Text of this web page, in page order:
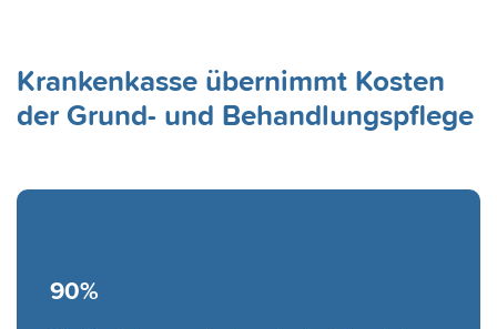
Krankenkasse übernimmt Kosten
der Grund- und Behandlungspflege
90%